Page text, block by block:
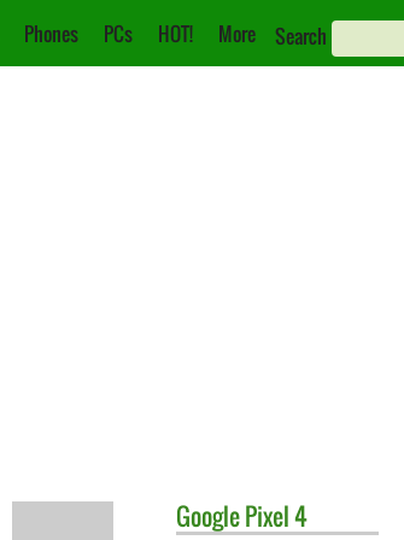
Phones PCs HOT! More Search
GooglePixel 4